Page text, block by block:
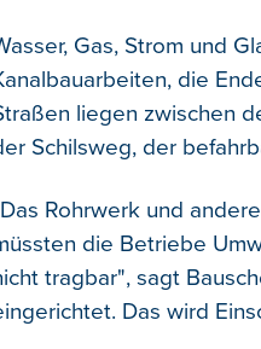
Gas, Strom und
die
liegen zwischen
Schilsweg, der
Rohrwerk und
die Betriebe
tragbar", sagt
Das wird